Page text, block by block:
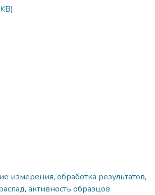
измерения, обработка результатов,
, активность образцов